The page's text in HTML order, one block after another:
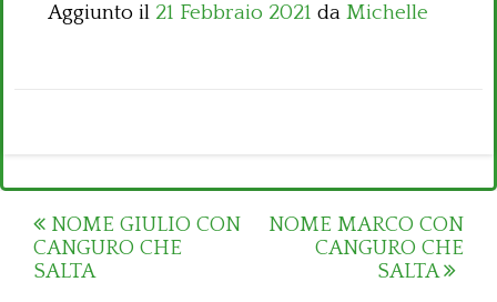
Aggiunto il 21 Febbraio 2021 da Michelle
Post
navigation
NOME GIULIO CON
CANGURO CHE
SALTA
NOME MARCO CON
CANGURO CHE
SALTA